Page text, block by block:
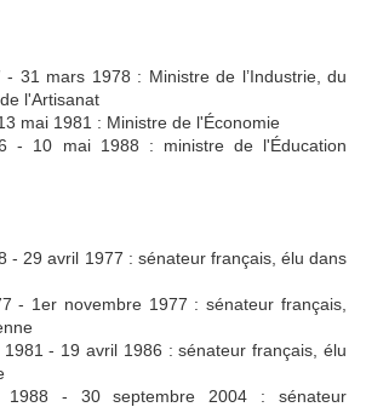
31 mars 1978 : Ministre de l’Industrie, du
l'Artisanat
mai 1981 : Ministre de l'Économie
- 10 mai 1988 : ministre de l'Éducation
- 29 avril 1977 : sénateur français, élu dans
- 1er novembre 1977 : sénateur français,
- 19 avril 1986 : sénateur français, élu
1988 - 30 septembre 2004 : sénateur